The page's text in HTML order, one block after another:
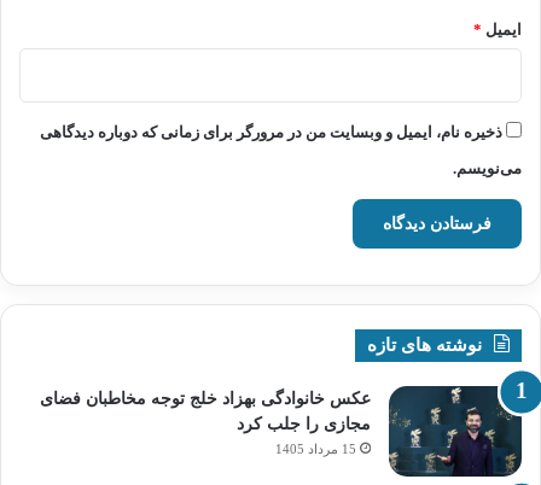
ایمیل *
ذخیره نام، ایمیل و وبسایت من در مرورگر برای زمانی که دوباره دیدگاهی
می‌نویسم.
نوشته های تازه
عکس خانوادگی بهزاد خلج توجه مخاطبان فضای
مجازی را جلب کرد
15 مرداد 1405